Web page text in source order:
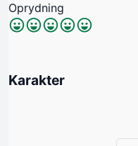
Oprydning
Karakter